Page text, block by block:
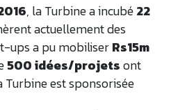
, la Turbine a incubé22
actuellement des
ups a pu mobiliserRs15m
500 idées/projetsont
Turbine est sponsorisée